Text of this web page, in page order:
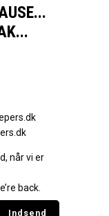
når vi er
back.